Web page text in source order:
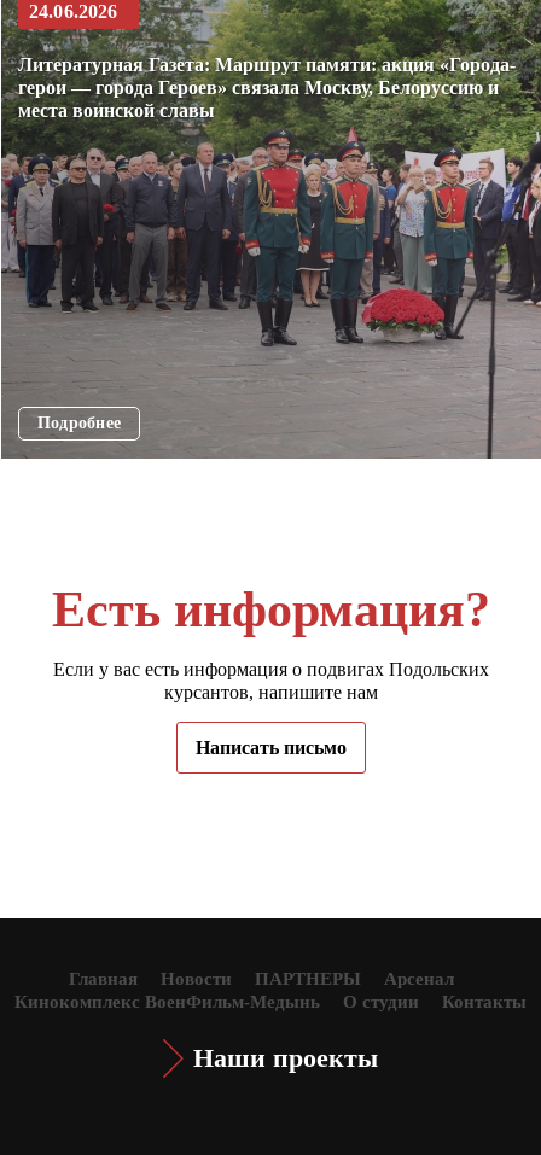
24.06.2026
Литературная Газета: Маршрут памяти: акция «Города-
герои — города Героев» связала Москву, Белоруссию и
места воинской славы
Подробнее
Есть информация?
Если у вас есть информация о подвигах Подольских
курсантов, напишите нам
Написать письмо
Главная Новости ПАРТНЕРЫ
Арсенал
Кинокомплекс ВоенФильм-Медынь
О студии Контакты
Наши проекты